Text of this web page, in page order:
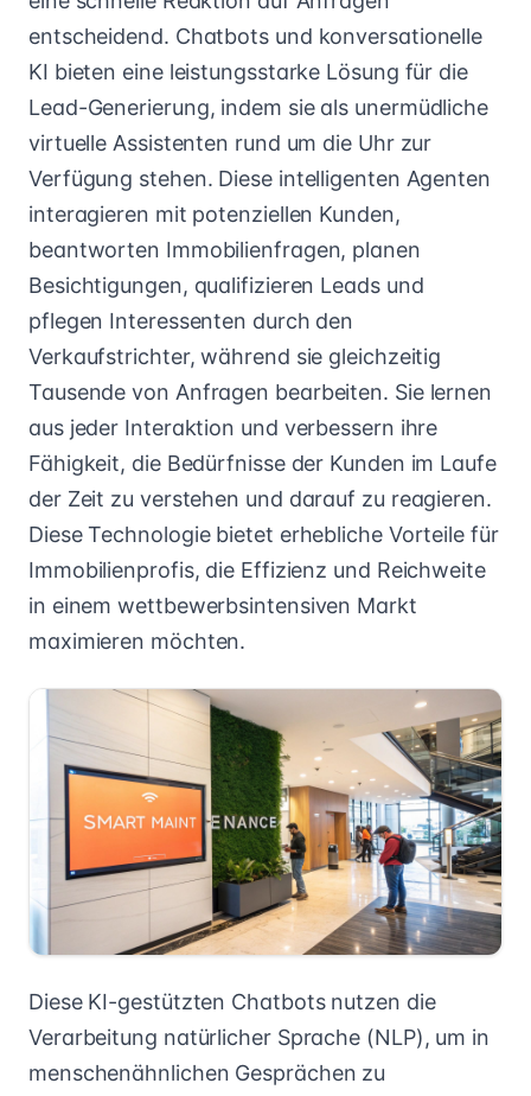
entscheidend. Chatbots und konversationelle
KI bieten eine leistungsstarke Lösung für die
Lead-Generierung, indem sie als unermüdliche
virtuelle Assistenten rund um die Uhr zur
Verfügung stehen. Diese intelligenten Agenten
interagieren mit potenziellen Kunden,
beantworten Immobilienfragen, planen
Besichtigungen, qualifizieren Leads und
pflegen Interessenten durch den
Verkaufstrichter, während sie gleichzeitig
Tausende von Anfragen bearbeiten. Sie lernen
aus jeder Interaktion und verbessern ihre
Fähigkeit, die Bedürfnisse der Kunden im Laufe
der Zeit zu verstehen und darauf zu reagieren.
Diese Technologie bietet erhebliche Vorteile für
Immobilienprofis, die Effizienz und Reichweite
in einem wettbewerbsintensiven Markt
maximieren möchten.
Diese KI-gestützten Chatbots nutzen die
Verarbeitung natürlicher Sprache (NLP), um in
menschenähnlichen Gesprächen zu